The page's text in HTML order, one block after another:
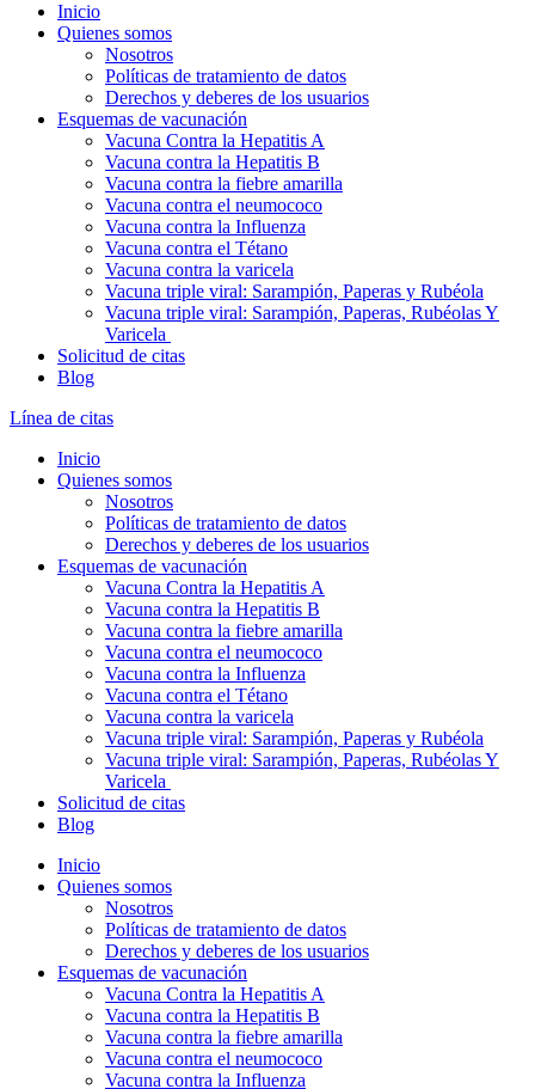
Inicio
Quienes somos
Nosotros
Políticas de tratamiento de datos
Derechos y deberes de los usuarios
Esquemas de vacunación
Vacuna Contra la Hepatitis A
Vacuna contra la Hepatitis B
Vacuna contra la fiebre amarilla
Vacuna contra el neumococo
Vacuna contra la Influenza
Vacuna contra el Tétano
Vacuna contra la varicela
Vacuna triple viral: Sarampión, Paperas y Rubéola
Vacuna triple viral: Sarampión, Paperas, Rubéolas Y
Varicela
Solicitud de citas
Blog
Línea de citas
Inicio
Quienes somos
Nosotros
Políticas de tratamiento de datos
Derechos y deberes de los usuarios
Esquemas de vacunación
Vacuna Contra la Hepatitis A
Vacuna contra la Hepatitis B
Vacuna contra la fiebre amarilla
Vacuna contra el neumococo
Vacuna contra la Influenza
Vacuna contra el Tétano
Vacuna contra la varicela
Vacuna triple viral: Sarampión, Paperas y Rubéola
Vacuna triple viral: Sarampión, Paperas, Rubéolas Y
Varicela
Solicitud de citas
Blog
Inicio
Quienes somos
Nosotros
Políticas de tratamiento de datos
Derechos y deberes de los usuarios
Esquemas de vacunación
Vacuna Contra la Hepatitis A
Vacuna contra la Hepatitis B
Vacuna contra la fiebre amarilla
Vacuna contra el neumococo
Vacuna contra la Influenza